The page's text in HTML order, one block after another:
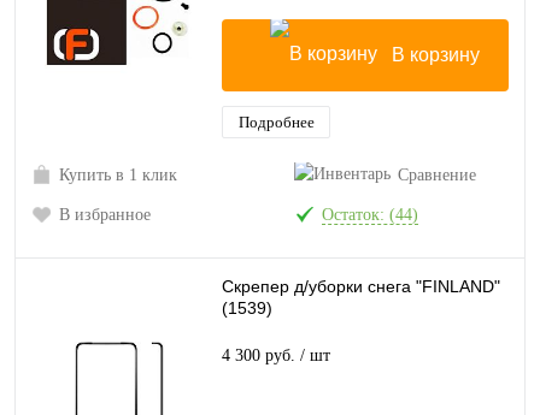
В корзину
Подробнее
Купить в 1 клик Сравнение
В избранное Остаток: (44)
Скрепер д/уборки снега "FINLAND"
(1539)
4 300 руб. / шт